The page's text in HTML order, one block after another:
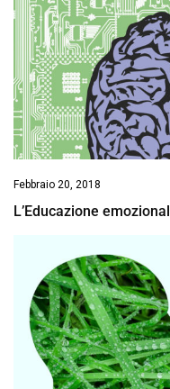
Febbraio 20, 2018
L’Educazione